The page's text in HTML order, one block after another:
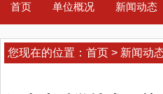
首页 单位概况 新闻动态
您现在的位置： 首页 > 新闻动